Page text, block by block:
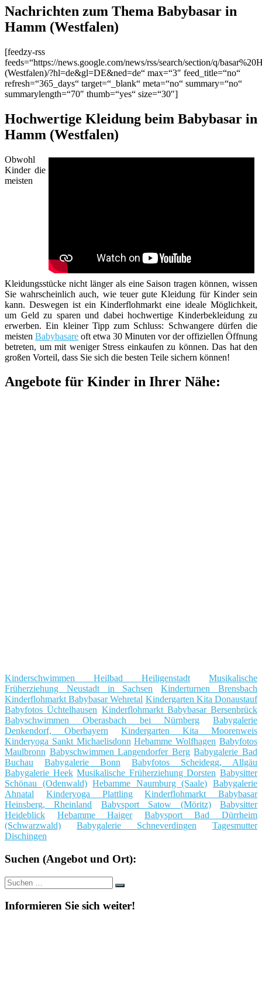
Nachrichten zum Thema Babybasar in
Hamm (Westfalen)
[feedzy-rss
feeds=“https://news.google.com/news/rss/search/section/q/
(Westfalen)/?hl=de&gl=DE&ned=de“ max=“3″ feed_title=“no“
refresh=“365_days“ target=“_blank“ meta=“no“ summary=“no“
summarylength=“70″ thumb=“yes“ size=“30″]
Hochwertige Kleidung beim Babybasar in
Hamm (Westfalen)
Obwohl
Kinder die
meisten
Kleidungsstücke nicht länger als eine Saison tragen können, wissen
Sie wahrscheinlich auch, wie teuer gute Kleidung für Kinder sein
kann. Deswegen ist ein Kinderflohmarkt eine ideale Möglichkeit,
um Geld zu sparen und dabei hochwertige Kinderbekleidung zu
erwerben. Ein kleiner Tipp zum Schluss: Schwangere dürfen die
meisten Babybasare oft etwa 30 Minuten vor der offiziellen Öffnung
betreten, um mit weniger Stress einkaufen zu können. Das hat den
großen Vorteil, dass Sie sich die besten Teile sichern können!
Angebote für Kinder in Ihrer Nähe:
Kinderschwimmen Heilbad Heiligenstadt
Musikalische
Früherziehung Neustadt in Sachsen
Kinderturnen Brensbach
Kinderflohmarkt Babybasar Wehretal Kindergarten Kita Donaustauf
Babyfotos Üchtelhausen Kinderflohmarkt Babybasar Bersenbrück
Babyschwimmen Oberasbach bei Nürnberg
Babygalerie
Denkendorf, Oberbayern
Kindergarten Kita Moorenweis
Kinderyoga Sankt Michaelisdonn Hebamme Wolfhagen Babyfotos
Maulbronn Babyschwimmen Langendorfer Berg Babygalerie Bad
Buchau
Babygalerie Bonn
Babyfotos Scheidegg, Allgäu
Babygalerie Heek Musikalische Früherziehung Dorsten Babysitter
Schönau (Odenwald) Hebamme Naumburg (Saale) Babygalerie
Ahnatal
Kinderyoga Plattling
Kinderflohmarkt Babybasar
Heinsberg, Rheinland
Babysport Satow (Möritz)
Babysitter
Heideblick
Hebamme Haiger
Babysport Bad Dürrheim
(Schwarzwald)
Babygalerie Schneverdingen
Tagesmutter
Dischingen
Suchen (Angebot und Ort):
Suche
nach:
Suchen
Informieren Sie sich weiter!